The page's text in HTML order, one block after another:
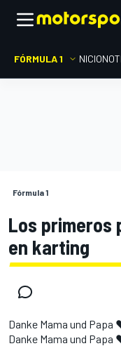
FÓRMULA 1 INICIO
Fórmula 1
Los primeros
en karting
Danke Mama und
Danke Mama und